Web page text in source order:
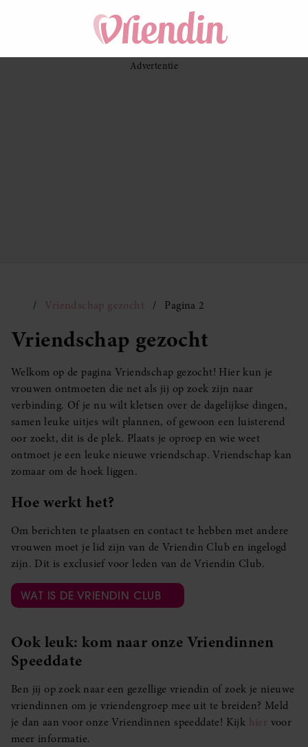
Vriendschap gezocht Pagina 2
Vriendschap gezocht
Welkom op de pagina Vriendschap gezocht! Hier kun je
vrouwen ontmoeten die net als jij op zoek zijn naar
verbinding. Of je nu wilt kletsen over de dagelijkse dingen,
samen leuke uitjes wilt plannen, of gewoon een luisterend
oor zoekt, dit is de plek. Plaats je oproep en wie weet
ontmoet je een leuke nieuwe vriendschap. Vriendschap kan
zomaar om de hoek liggen.
Hoe werkt het?
Om berichten te plaatsen en contact te hebben met andere
vrouwen moet je lid zijn van de Vriendin Club en ingelogd
zijn. Dit is exclusief voor leden van de Vriendin Club.
WAT IS DE VRIENDIN CLUB
Ook leuk: kom naar onze Vriendinnen
Speeddate
Ben jij op zoek naar een gezellige vriendin of zoek je nieuwe
vriendinnen om je vriendengroep mee uit te breiden? Meld
je dan aan voor onze Vriendinnen speeddate! Kijk hier voor
meer informatie.